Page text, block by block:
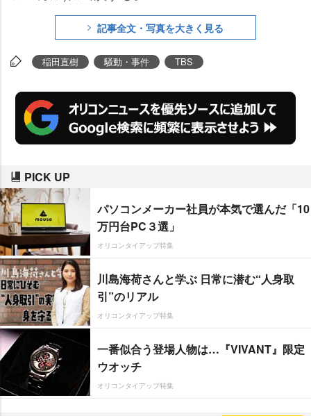
記事全文・写真を大きく見る
稲田直樹 騒動・事件 TBS
PICK UP
パソコンメーカー社員が本気で選んだ「10
万円台PC３選」
オリコンタイアップ特集
川島海荷さんと学ぶ 日常に潜む“人身取
引”のリアル
オリコンタイアップ特集
一番似合う登場人物は…『VIVANT』限定
ウオッチ
オリコンタイアップ特集